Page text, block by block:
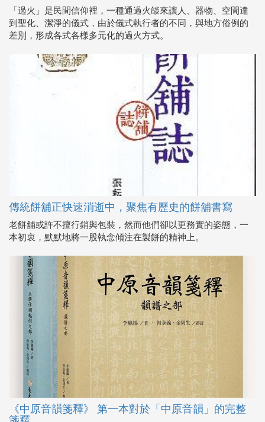
「過火」是民間信仰裡，一種通過火燄來讓人、器物、空間達
到聖化、潔淨的儀式，由於儀式執行者的不同，與地方俗例的
差別，形成各式各樣多元化的過火方式。
傳統餅舖正快速消逝中，聚焦有歷史的餅舖書寫
老餅舖或許不擅行銷與包裝，然而他們卻以更務實的姿態，一
本初衷，默默地將一股執念傾注在製餅的精神上。
《中原音韻箋釋》 第一本對於「中原音韻」的完整